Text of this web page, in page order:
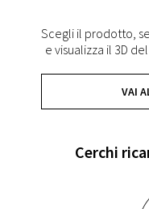
Scegli il prodotto,
e visualizza il 3D
VAI
Cerchi